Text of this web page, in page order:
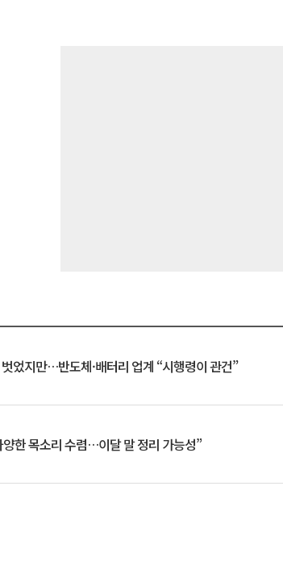
벗었지만…반도체·배터리 업계 “시행령이 관건”
한 목소리 수렴…이달 말 정리 가능성”